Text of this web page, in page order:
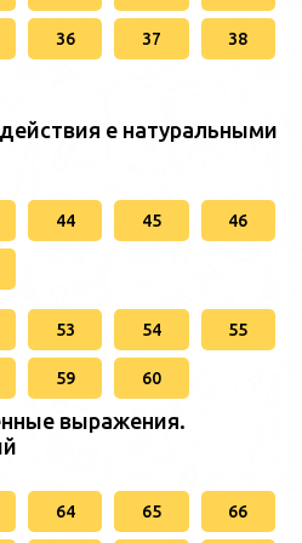
36 37 38
е натуральными
44 45 46
53 54 55
59 60
выражения.
64 65 66